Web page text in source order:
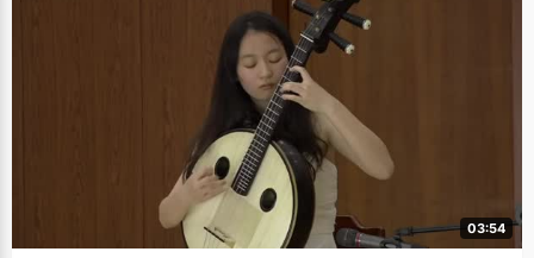
03:54